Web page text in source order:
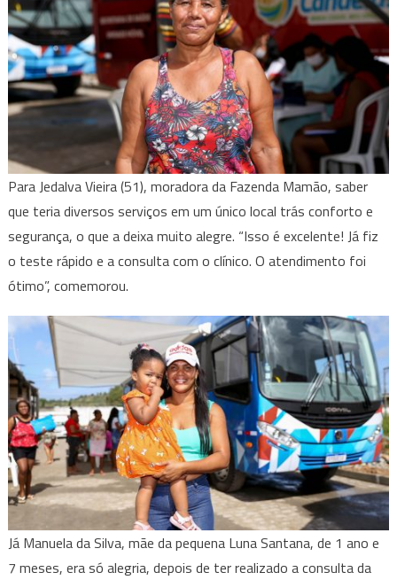
Para Jedalva Vieira (51), moradora da Fazenda Mamão, saber
que teria diversos serviços em um único local trás conforto e
segurança, o que a deixa muito alegre. “Isso é excelente! Já fiz
o teste rápido e a consulta com o clínico. O atendimento foi
ótimo”, comemorou.
Já Manuela da Silva, mãe da pequena Luna Santana, de 1 ano e
7 meses, era só alegria, depois de ter realizado a consulta da